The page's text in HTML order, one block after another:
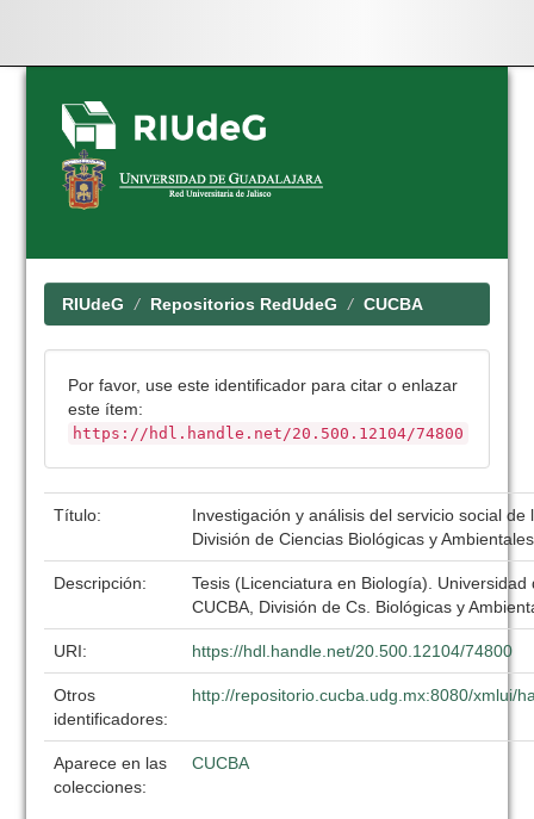
Skip
navigation
RIUdeG Repositorios RedUdeG CUCBA
Por favor, use este identificador para citar o enlazar
este ítem:
https://hdl.handle.net/20.500.12104/74800
Título:
Investigación y análisis del servicio social de
División de Ciencias Biológicas y
Descripción:
Tesis (Licenciatura en Biología). Universidad
CUCBA, División de Cs. Biológicas y
URI: https://hdl.handle.net/20.500.12104/74800
Otros
identificadores:
http://repositorio.cucba.udg.mx:8080/xmlui/
Aparece en las
colecciones:
CUCBA